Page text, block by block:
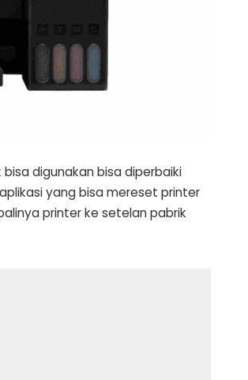
bisa digunakan bisa diperbaiki
yang bisa mereset printer
printer ke setelan pabrik